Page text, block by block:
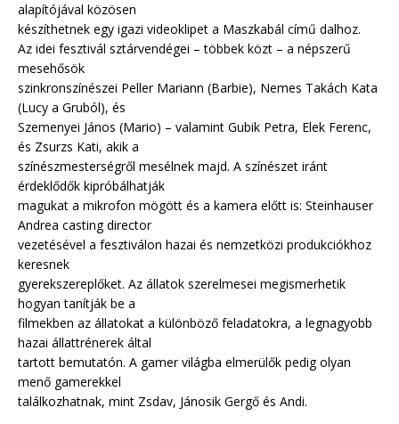
alapítójával közösen
készíthetnek egy igazi videoklipet a Maszkabál című dalhoz.
Az idei fesztivál sztárvendégei – többek közt – a népszerű
mesehősök
szinkronszínészei Peller Mariann (Barbie), Nemes Takách Kata
(Lucy a Gruból), és
Szemenyei János (Mario) – valamint Gubik Petra, Elek Ferenc,
és Zsurzs Kati, akik a
színészmesterségről mesélnek majd. A színészet iránt
érdeklődők kipróbálhatják
magukat a mikrofon mögött és a kamera előtt is: Steinhauser
Andrea casting director
vezetésével a fesztiválon hazai és nemzetközi produkciókhoz
keresnek
gyerekszereplőket. Az állatok szerelmesei megismerhetik
hogyan tanítják be a
filmekben az állatokat a különböző feladatokra, a legnagyobb
hazai állattrénerek által
tartott bemutatón. A gamer világba elmerülők pedig olyan
menő gamerekkel
találkozhatnak, mint Zsdav, Jánosik Gergő és Andi.